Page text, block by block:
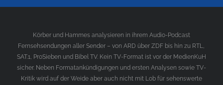
Körber und Hammes analysieren in ihrem Audio-Podcast
Fernsehsendungen aller Sender – von ARD über ZDF bis hin zu RTL,
SAT.1, ProSieben und Bibel TV. Kein TV-Format ist vor der MedienKuH
sicher. Neben Formatankündigungen und ersten Analysen sowie TV-
Kritik wird auf der Weide aber auch nicht mit Lob für sehenswerte